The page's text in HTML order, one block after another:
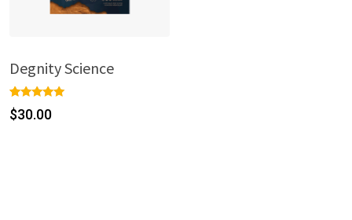
Degnity Science
Rated
5.00
1
$30.00